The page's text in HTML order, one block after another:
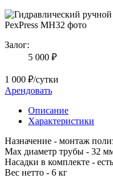
Залог:
5 000 ₽
1 000 ₽/сутки
Арендовать
Описание
Характеристики
Назначение - монтаж
Max диаметр трубы - 32
Насадки в комплекте - есть
Вес нетто - 6 кг